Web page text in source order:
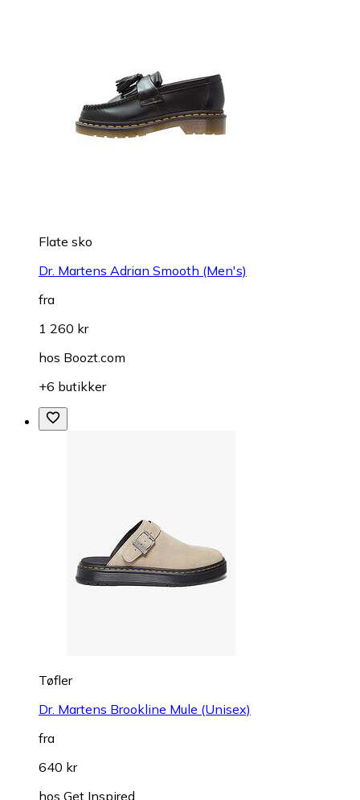
Flate sko
Dr. Martens Adrian Smooth (Men's)
fra
1 260 kr
hos Boozt.com
+6 butikker
Tøfler
Dr. Martens Brookline Mule (Unisex)
fra
640 kr
hos Get Inspired